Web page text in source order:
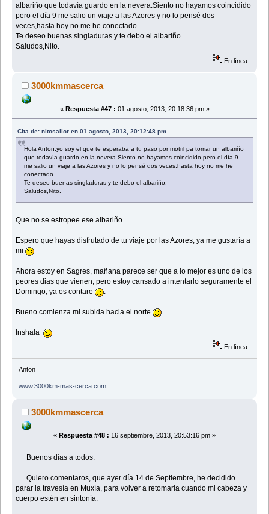
albariño que todavía guardo en la nevera.Siento no hayamos coincidido
pero el día 9 me salio un viaje a las Azores y no lo pensé dos
veces,hasta hoy no me he conectado.
Te deseo buenas singladuras y te debo el albariño.
Saludos,Nito.
En línea
3000kmmascerca
« Respuesta #47 : 01 agosto, 2013, 20:18:36 pm »
Cita de: nitosailor en 01 agosto, 2013, 20:12:48 pm
Hola Anton,yo soy el que te esperaba a tu paso por motril pa tomar un albariño
que todavía guardo en la nevera.Siento no hayamos coincidido pero el día 9
me salio un viaje a las Azores y no lo pensé dos veces,hasta hoy no me he
conectado.
Te deseo buenas singladuras y te debo el albariño.
Saludos,Nito.
Que no se estropee ese albariño.
Espero que hayas disfrutado de tu viaje por las Azores, ya me gustaría a
mi
Ahora estoy en Sagres, mañana parece ser que a lo mejor es uno de los
peores dias que vienen, pero estoy cansado a intentarlo seguramente el
Domingo, ya os contare
.
Bueno comienza mi subida hacia el norte .
Inshala
En línea
Anton
www.3000km-mas-cerca.com
3000kmmascerca
« Respuesta #48 : 16 septiembre, 2013, 20:53:16 pm »
Buenos días a todos:
Quiero comentaros, que ayer día 14 de Septiembre, he decidido
parar la travesía en Muxía, para volver a retomarla cuando mi cabeza y
cuerpo estén en sintonía.